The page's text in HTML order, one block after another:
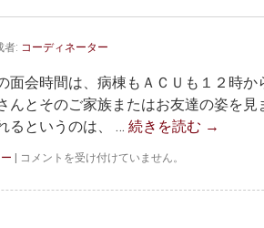
者: コーディネーター
面会時間は、病棟もＡＣＵも１２時
んとそのご家族またはお友達の姿を
るというのは、 … 続きを読む →
川
大
コメントを受け付けていません。